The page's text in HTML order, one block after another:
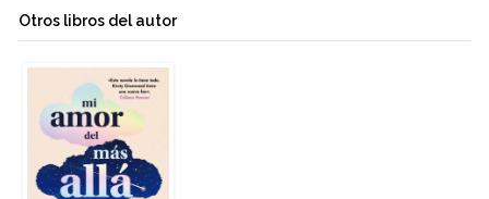
Otros libros del autor